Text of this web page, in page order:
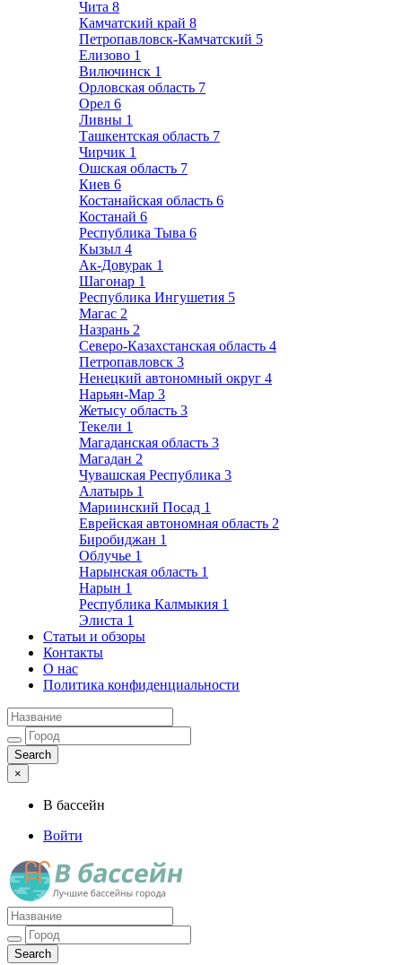
Чита 8
Камчатский край 8
Петропавловск-Камчатский 5
Елизово 1
Вилючинск 1
Орловская область 7
Орел 6
Ливны 1
Ташкентская область 7
Чирчик 1
Ошская область 7
Киев 6
Костанайская область 6
Костанай 6
Республика Тыва 6
Кызыл 4
Ак-Довурак 1
Шагонар 1
Республика Ингушетия 5
Магас 2
Назрань 2
Северо-Казахстанская область 4
Петропавловск 3
Ненецкий автономный округ 4
Нарьян-Мар 3
Жетысу область 3
Текели 1
Магаданская область 3
Магадан 2
Чувашская Республика 3
Алатырь 1
Мариинский Посад 1
Еврейская автономная область 2
Биробиджан 1
Облучье 1
Нарынская область 1
Нарын 1
Республика Калмыкия 1
Элиста 1
Статьи и обзоры
Контакты
О нас
Политика конфиденциальности
×
В бассейн
Войти
Лучшие бассейны города